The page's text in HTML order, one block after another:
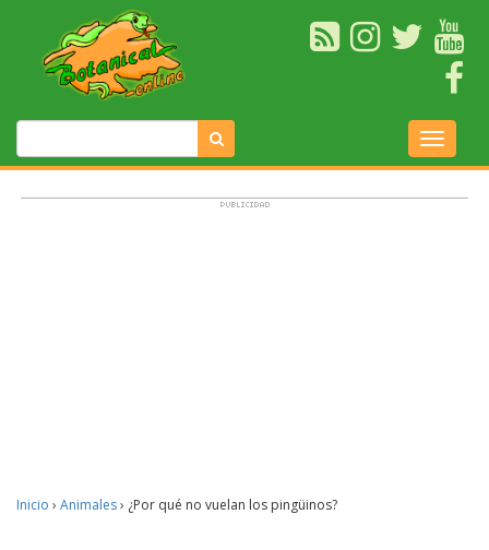
Inicio › Animales› ¿Por qué no vuelan los pingüinos?